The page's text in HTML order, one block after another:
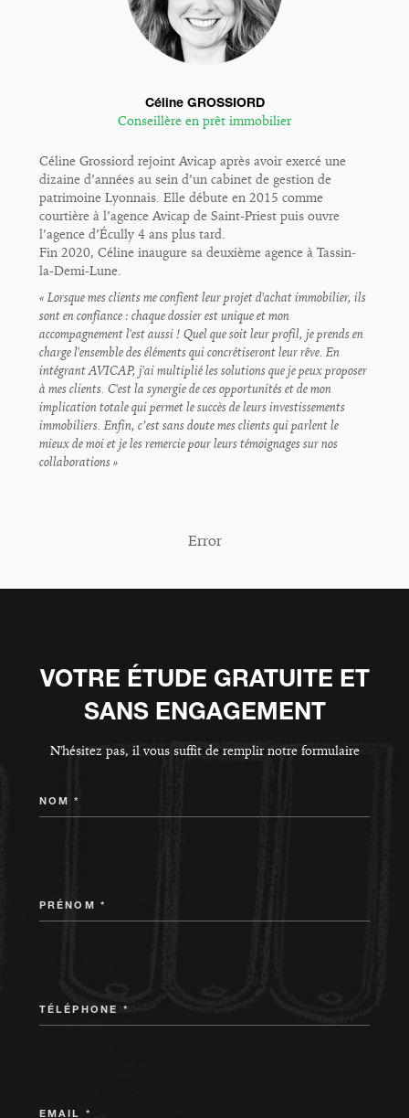
Céline GROSSIORD
Conseillère en prêt immobilier
Céline Grossiord rejoint Avicap après avoir exercé une
dizaine d’années au sein d’un cabinet de gestion de
patrimoine Lyonnais. Elle débute en 2015 comme
courtière à l’agence Avicap de Saint-Priest puis ouvre
l’agence d’Écully 4 ans plus tard.
Fin 2020, Céline inaugure sa deuxième agence à Tassin-
la-Demi-Lune.
« Lorsque mes clients me confient leur projet d'achat immobilier, ils
sont en confiance : chaque dossier est unique et mon
accompagnement l'est aussi ! Quel que soit leur profil, je prends en
charge l'ensemble des éléments qui concrétiseront leur rêve. En
intégrant AVICAP, j'ai multiplié les solutions que je peux proposer
à mes clients. C'est la synergie de ces opportunités et de mon
implication totale qui permet le succès de leurs investissements
immobiliers. Enfin, c’est sans doute mes clients qui parlent le
mieux de moi et je les remercie pour leurs témoignages sur nos
collaborations »
Error
VOTRE ÉTUDE GRATUITE ET
SANS ENGAGEMENT
N'hésitez pas, il vous suffit de remplir notre formulaire
NOM *
PRÉNOM *
TÉLÉPHONE *
EMAIL *